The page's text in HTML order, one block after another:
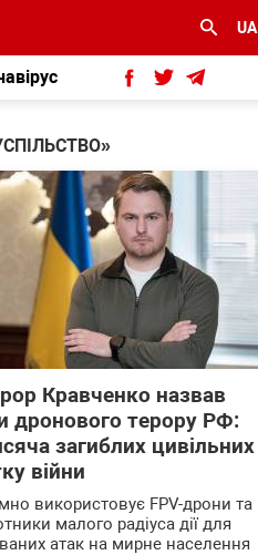
UA
Кравченко назвав
дронового терору РФ:
загиблих цивільних
війни
використовує FPV-дрони та
малого радіуса дії для
атак на мирне населення